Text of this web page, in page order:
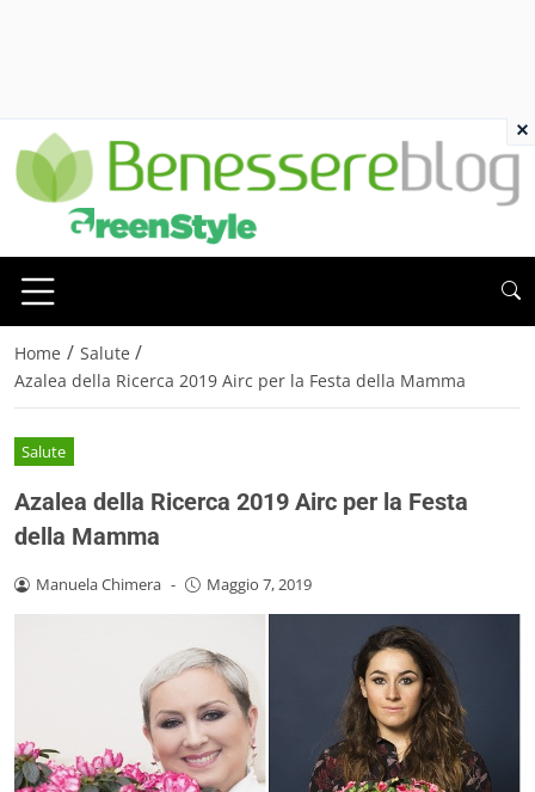
Home / Salute /
Azalea della Ricerca 2019 Airc per la Festa della Mamma
Salute
Azalea della Ricerca 2019 Airc per la Festa
della Mamma
Manuela Chimera - Maggio 7, 2019
×